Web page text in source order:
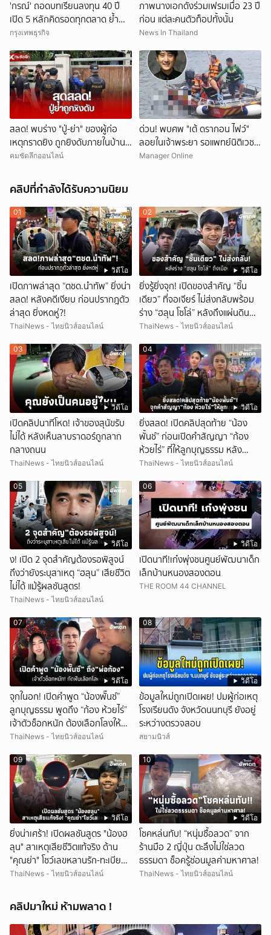
'กรณ์' ถอดบทเรียนลงทุน 40 ปี
เปิด 5 หลักคิดรอดทุกตลาด ย้ำ
อย่า FOMO-ห้าม All In วินัยคือ
กรุงเทพธุรกิจ
ภาพนางเอกดังร่วมเฟรมเมื่อ 23 ปี
ก่อน แต่ละคนตัวท็อปทั้งนั้น
News In Thailand
สลด! พบร่าง "ปู่-ย่า" ของผู้ก่อ
เหตุกราดยิง ถูกยิงดับภายในบ้าน
พัก
คมชัดลึกออนไลน์
ด่วน! พบศพ "เต้ ดรากอน ไฟว์"
ลอยในเจ้าพระยา รอแพทย์นิติเวช-
ตร.มาตรวจสอบ
Manager Online
คลิปที่กำลังได้รับความนิยม
วิดีโอ
01
เปิดภาพล่าสุด “ตชด.นำทัพ” ยิ่งน่า
สลด! หลังคดีเงียบ ก่อนปรากฎตัว
ล่าสุด ยิ่งหดหู่?!
ThaiNews - ไทยนิวส์ออนไลน์
วิดีโอ
02
ยิ่งรู้ยิ่งจุก! เปิดของสำคัญ “ชิ้น
เดียว” ที่จอเจียร์ ไม่ส่งกลับพร้อม
ร่าง “ฮลุน โซโล่” หลังถึงแผ่นดิน
ไทย!
ThaiNews - ไทยนิวส์ออนไลน์
วิดีโอ
03
เปิดคลิปนาทีโหด! เจ้าของสุนัขรับ
ไม่ได้ หลังเห็นลาบราดอร์ถูกลาก
กลางถนน
ThaiNews - ไทยนิวส์ออนไลน์
วิดีโอ
04
ยิ่งสลด! เปิดคลิปสุดท้าย “น้อง
พั้นช์” ก่อนเปิดคำสัญญา “ก้อง
ห้วยไร่” ที่ให้ลูกบุญธรรม หลัง
ลาโลก!
ThaiNews - ไทยนิวส์ออนไลน์
วิดีโอ
05
ึ้ง! เปิด 2 จุดสำคัญต้องรอพิสูจน์
ถึงว่ายังระบุสาเหตุ “ฮลุน” เสียชีวิต
ไม่ได้ แม้รู้ผลชันสูตร!
ThaiNews - ไทยนิวส์ออนไลน์
วิดีโอ
06
เปิดนาที!เก๋งพุ่งชนศูนย์พัฒนาเด็ก
เล็กบ้านหนองสองตอน
THE ROOM 44 CHANNEL
วิดีโอ
07
จุกในอก! เปิดคำพูด “น้องพั๊นซ์”
ลูกบุญธรรม พูดถึง “ก้อง ห้วยไร่”
เจ้าตัวช็อกหนัก ต้องเลือกโลงให้
ลูก!
ThaiNews - ไทยนิวส์ออนไลน์
วิดีโอ
08
ข้อมูลใหม่ถูกเปิดเผย! ปมผู้ก่อเหตุ
โรงเรียนดัง จังหวัดนนทบุรี ยังอยู่
ระหว่างตรวจสอบ
สยามนิวส์
วิดีโอ
09
ยิ่งน่าเศร้า! เปิดผลชันสูตร "น้องฮ
ลุน" สาเหตุเสียชีวิตแท้จริง ด้าน
"คุณย่า" โชว์เลขหลานรัก-ทะเบียน
รถเคลื่อนร่าง!
ThaiNews - ไทยนิวส์ออนไลน์
วิดีโอ
10
โชคหล่นทับ! “หนุ่มซื้อลวด” จาก
ร้านมือ 2 ญี่ปุ่น ตะลึงไม่ใช่ลวด
ธรรมดา ช็อครู้ซ่อนมูลค่ามหาศาล!
ThaiNews - ไทยนิวส์ออนไลน์
คลิปมาใหม่ ห้ามพลาด !